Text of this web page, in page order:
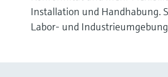
Installation und Handhabung.
Labor- und